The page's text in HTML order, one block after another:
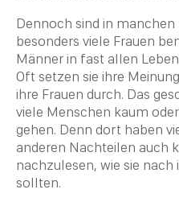
Dennoch sind in
besonders viele Frauen
Männer in fast allen
Oft setzen sie ihre
ihre Frauen durch. Das
viele Menschen kaum
gehen. Denn dort haben
anderen Nachteilen auch
nachzulesen, wie sie nach
sollten.